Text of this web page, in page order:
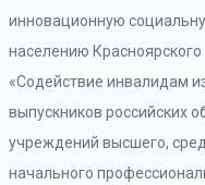
инновационную
населению Красноярского
«Содействие инвалидам
выпускников российских
учреждений высшего,
начального